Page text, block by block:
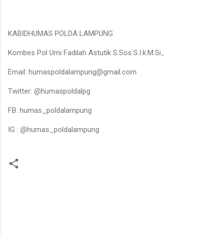
KABIDHUMAS POLDA LAMPUNG
Kombes Pol Umi Fadilah Astutik S.Sos.S.I.k.M.Si.,
Email: humaspoldalampung@gmail.com
Twitter: @humaspoldalpg
FB: humas_poldalampung
IG : @humas_poldalampung